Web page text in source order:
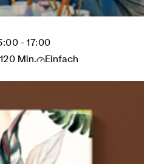
- 17:00
120 Min.
Einfach